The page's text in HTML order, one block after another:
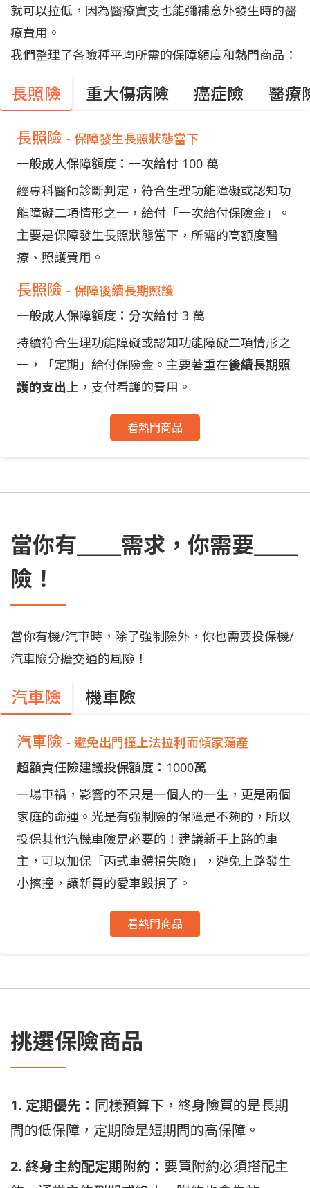
就可以拉低，因為醫療實支也能彌補意外發生時的醫
療費用。
我們整理了各險種平均所需的保障額度和熱門商品：
長照險 重大傷病險 癌症險 醫療
長照險 - 保障發生長照狀態當下
一般成人保障額度：一次給付 100 萬
經專科醫師診斷判定，符合生理功能障礙或認知功
能障礙二項情形之一，給付「一次給付保險金」。
主要是保障發生長照狀態當下，所需的高額度醫
療、照護費用。
長照險 - 保障後續長期照護
一般成人保障額度：分次給付 3 萬
持續符合生理功能障礙或認知功能障礙二項情形之
一，「定期」給付保險金。主要著重在後續長期照
護的支出上，支付看護的費用。
看熱門商品
當你有＿＿需求，你需要＿＿
險！
當你有機/汽車時，除了強制險外，你也需要投保機/
汽車險分擔交通的風險！
汽車險 機車險
汽車險 - 避免出門撞上法拉利而傾家蕩產
超額責任險建議投保額度：1000萬
一場車禍，影響的不只是一個人的一生，更是兩個
家庭的命運。光是有強制險的保障是不夠的，所以
投保其他汽機車險是必要的！建議新手上路的車
主，可以加保「丙式車體損失險」，避免上路發生
小擦撞，讓新買的愛車毀損了。
看熱門商品
挑選保險商品
1. 定期優先： 同樣預算下，終身險買的是長期
間的低保障，定期險是短期間的高保障。
2. 終身主約配定期附約： 要買附約必須搭配主